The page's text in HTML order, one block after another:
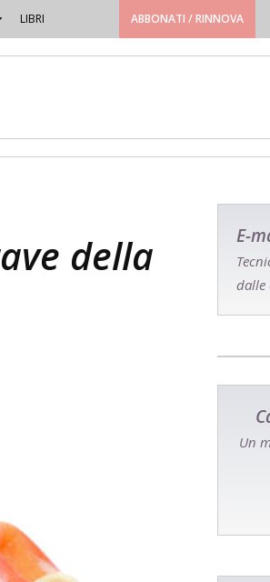
LIBRI ABBONATI / RINNOVA
della
E-
dalle
Un